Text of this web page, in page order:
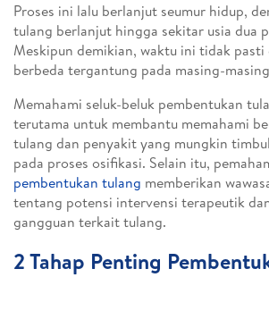
Proses ini lalu berlanjut seumur hidup,
tulang berlanjut hingga sekitar usia dua
Meskipun demikian, waktu ini tidak
berbeda tergantung pada masing-
Memahami seluk-beluk pembentukan
terutama untuk membantu memahami
tulang dan penyakit yang mungkin
pada proses osifikasi. Selain itu,
pembentukan tulang memberikan
tentang potensi intervensi terapeutik
gangguan terkait tulang.
2 Tahap Penting